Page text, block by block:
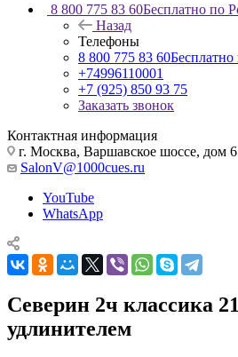
8 800 775 83 60Бесплатно по
Назад
Телефоны
8 800 775 83 60
+74996110001
+7 (925) 850 93 75
Заказать звонок
Контактная информация
г. Москва, Варшавское шоссе, дом
SalonV@1000cues.ru
YouTube
WhatsApp
Северин 2ч классика
удлинителем